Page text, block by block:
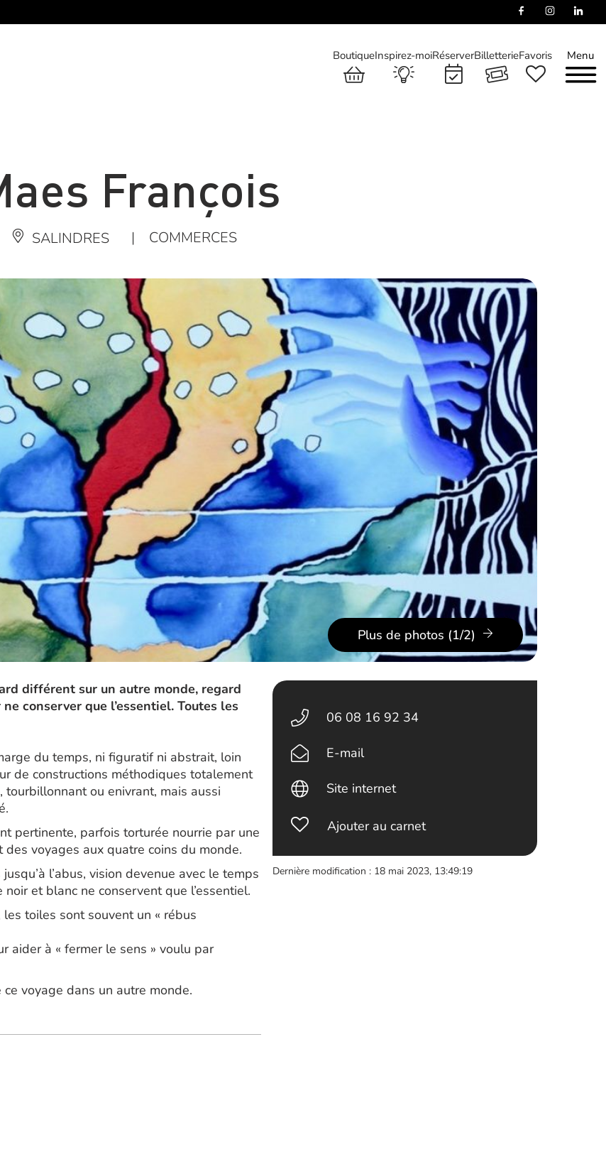
Menu
BoutiqueInspirez-moiRéserverBilletterieFavoris
François
SALINDRES | COMMERCES
Plus de photos (1/2)
différent sur un autre monde, regard
conserver que l’essentiel. Toutes les
du temps, ni figuratif ni abstrait, loin
de constructions méthodiques totalement
ou enivrant, mais aussi
pertinente, parfois torturée nourrie par une
voyages aux quatre coins du monde.
l’abus, vision devenue avec le temps
et blanc ne conservent que l’essentiel.
toiles sont souvent un « rébus
aider à « fermer le sens » voulu par
voyage dans un autre monde.
06 08 16 92 34
E-mail
Site internet
Ajouter au carnet
Dernière modification : 18 mai 2023, 13:49:19